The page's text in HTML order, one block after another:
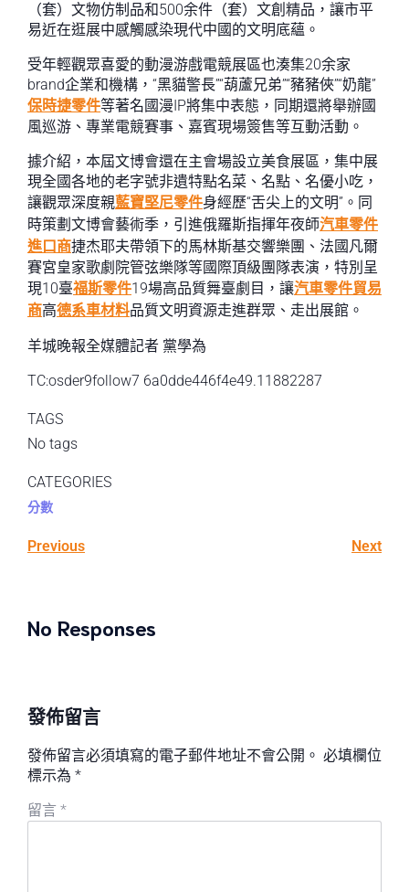
（套）文物仿制品和500余件（套）文創精品，讓市平
易近在逛展中感觸感染現代中國的文明底蘊。
受年輕觀眾喜愛的動漫游戲電競展區也湊集20余家
brand企業和機構，“黑貓警長”“葫蘆兄弟”“豬豬俠”“奶龍”
保時捷零件等著名國漫IP將集中表態，同期還將舉辦國
風巡游、專業電競賽事、嘉賓現場簽售等互動活動。
據介紹，本屆文博會還在主會場設立美食展區，集中展
現全國各地的老字號非遺特點名菜、名點、名優小吃，
讓觀眾深度親藍寶堅尼零件身經歷“舌尖上的文明”。同
時策劃文博會藝術季，引進俄羅斯指揮年夜師汽車零件
進口商捷杰耶夫帶領下的馬林斯基交響樂團、法國凡爾
賽宮皇家歌劇院管弦樂隊等國際頂級團隊表演，特別呈
現10臺福斯零件19場高品質舞臺劇目，讓汽車零件貿易
商高德系車材料品質文明資源走進群眾、走出展館。
羊城晚報全媒體記者 黨學為
TC:osder9follow7 6a0dde446f4e49.11882287
TAGS
No tags
CATEGORIES
分數
Previous Next
No Responses
發佈留言
發佈留言必須填寫的電子郵件地址不會公開。 必填欄位
標示為 *
留言 *